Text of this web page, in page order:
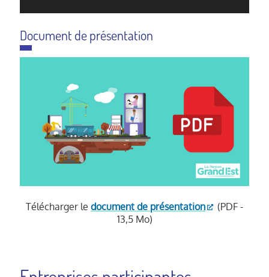
Document de présentation
Télécharger le document de présentation
(PDF -
13,5 Mo)